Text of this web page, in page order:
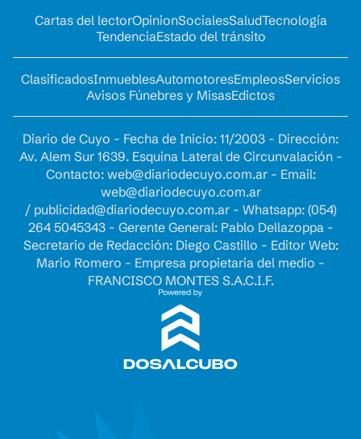
Cartas del lectorOpinionSocialesSaludTecnología
TendenciaEstado del tránsito
ClasificadosInmueblesAutomotoresEmpleosServicios
Avisos Fúnebres y MisasEdictos
Diario de Cuyo - Fecha de Inicio: 11/2003 - Dirección:
Av. Alem Sur 1639. Esquina Lateral de Circunvalación -
Contacto: web@diariodecuyo.com.ar- Email:
web@diariodecuyo.com.ar
/ publicidad@diariodecuyo.com.ar- Whatsapp: (054)
264 5045343 - Gerente General: Pablo Dellazoppa -
Secretario de Redacción: Diego Castillo - Editor Web:
Mario Romero - Empresa propietaria del medio -
FRANCISCO MONTES S.A.C.I.F.